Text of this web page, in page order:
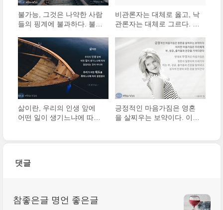
불가능, 그것은 나약한 사람
들의 핑계에 불과하다. 불가
하나의 의견일 뿐이다. 불가
능, 그것은 영원한 것이 아
니라 일시적인 것일 뿐이다
비관론자는 대체로 옳고, 낙
관론자는 대체로 그르다. 그
는 낙관론자가 이룬다.
삶이란, 우리의 인생 앞에
어떤 일이 생기느냐에 따라
긍정적인 마음가짐은 영혼
을 살찌우는 보약이다. 이러
댓글
참좋은글 명언 좋은글